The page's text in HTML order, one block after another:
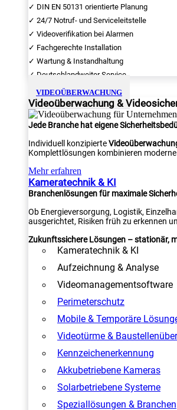
✓ DIN EN 50131 orientierte Planung
✓ 24/7 Notruf- und Serviceleitstelle
✓ Videoverifikation bei Alarmen
✓ Fachgerechte Installation
✓ Wartung & Instandhaltung
✓ Deutschlandweiter Service
VIDEOÜBERWACHUNG
Videoüberwachung &
Jede Branche hat eigene
Individuell konzipierte
Komplettlösungen kombinieren
Mehr erfahren
Kameratechnik & KI
Branchenlösungen für maximale
Ob Energieversorgung, Logistik,
ausgerichtet, Risiken früh zu erkennen
Zukunftssichere Lösungen – stationär,
Kameratechnik & KI
Aufzeichnung & Analyse
Videomanagementsoftware
Perimeterschutz
Mobile & Temporäre
Videotürme &
Kennzeichenerkennung
Akkubetriebene Kameras
Solarbetriebene Systeme
Speziallösungen & Branchen